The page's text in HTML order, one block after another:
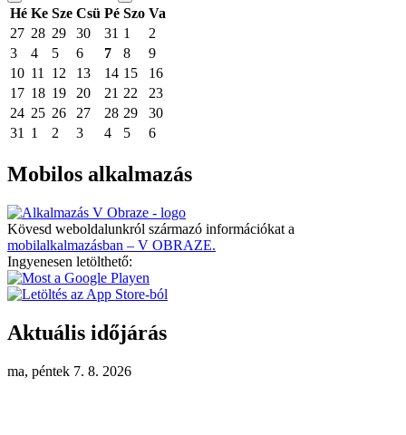
Hé Ke Sze Csü Pé Szo Va
27 28 29 30 31 1
2
3
4 5 6 7 8
9
10 11 12 13 14 15
16
17 18 19 20 21 22
23
24 25 26 27 28 29
30
31
1 2 3 4 5 6
Mobilos alkalmazás
Kövesd weboldalunkról származó információkat a
mobilalkalmazásban – V OBRAZE.
Ingyenesen letölthető:
Aktuális időjárás
ma, péntek 7. 8. 2026